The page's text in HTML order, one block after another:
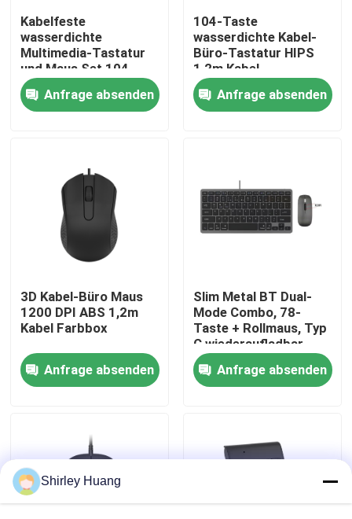
Zu Hause
Produkte
Werksbesichtigung
Qualitätskontrolle
Kontakt mit uns
Neuigkeiten
Bitte um ein Angebot
Kabelfeste
wasserdichte
Multimedia-Tastatur
und Maus Set 104-
Taste + 13
Schalttasten / 1200
DPI HIPS Anpassbar
Anfrage absenden
104-Taste
wasserdichte Kabel-
Büro-Tastatur HIPS
1,2m Kabel
benutzerdefiniertes
Seidenbildschirm
Logo
Anfrage absenden
3D Kabel-Büro Maus
1200 DPI ABS 1,2m
Kabel Farbbox
Anfrage absenden
Slim Metal BT Dual-
Mode Combo, 78-
Taste + Rollmaus, Typ
C wiederaufladbar
Anfrage absenden
Shirley Huang